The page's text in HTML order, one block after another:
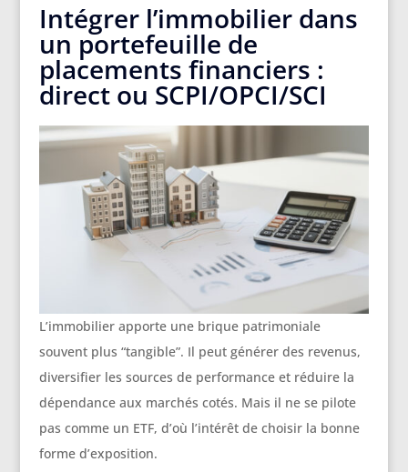
Intégrer l’immobilier dans
un portefeuille de
placements financiers :
direct ou SCPI/OPCI/SCI
L’immobilier apporte une brique patrimoniale
souvent plus “tangible”. Il peut générer des revenus,
diversifier les sources de performance et réduire la
dépendance aux marchés cotés. Mais il ne se pilote
pas comme un ETF, d’où l’intérêt de choisir la bonne
forme d’exposition.